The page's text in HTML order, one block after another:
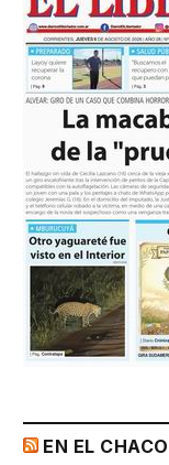
EN EL CHACO